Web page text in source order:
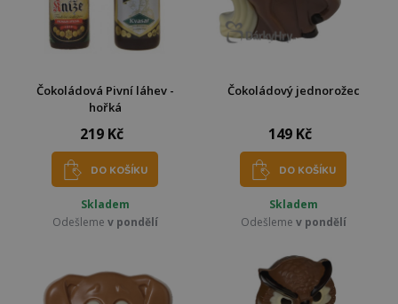
Čokoládová Pivní láhev -
hořká
219 Kč
DO KOŠÍKU
Skladem
Odešleme v pondělí
Čokoládový jednorožec
149 Kč
DO KOŠÍKU
Skladem
Odešleme v pondělí